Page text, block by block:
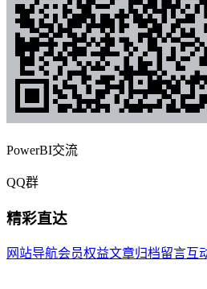
PowerBI交流
QQ群
精彩直达
网站导航会员权益文章归档留言互